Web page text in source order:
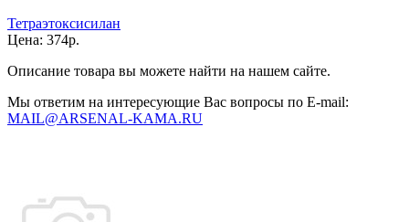
Тетраэтоксисилан
Цена: 374р.
Описание товара вы можете найти на нашем сайте.
Мы ответим на интересующие Вас вопросы по E-mail:
MAIL@ARSENAL-KAMA.RU